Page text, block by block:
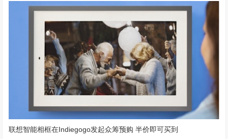
联想智能相框在Indiegogo发起众筹预购 半价即可买到